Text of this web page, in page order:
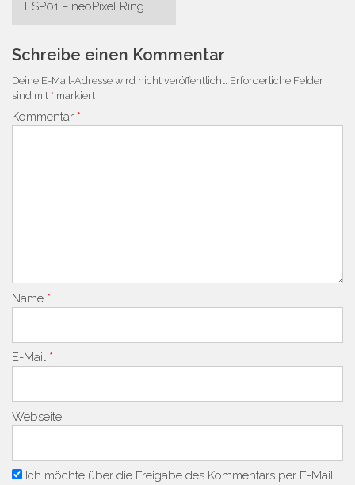
ESP01 – neoPixel Ring
Schreibe einen Kommentar
Deine E-Mail-Adresse wird nicht veröffentlicht. Erforderliche Felder
sind mit * markiert
Kommentar *
Name *
E-Mail *
Webseite
Ich möchte über die Freigabe des Kommentars per E-Mail